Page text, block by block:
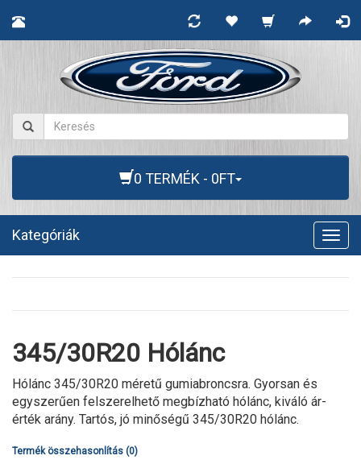
0 TERMÉK - 0FT
Kategóriák
345/30R20 Hólánc
Hólánc 345/30R20 méretű gumiabroncsra. Gyorsan és
egyszerűen felszerelhető megbízható hólánc, kiváló ár-
érték arány. Tartós, jó minőségű 345/30R20 hólánc.
Termék összehasonlítás (0)